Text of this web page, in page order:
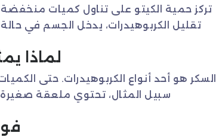
تركز حمية الكيتو على تناول كميات
تقليل الكربوهيدرات، يدخل الجسم في
لماذا
السكر هو أحد أنواع الكربوهيدرات. حتى
سبيل المثال، تحتوي ملعقة صغيرة من السكر على 4 جرامات من